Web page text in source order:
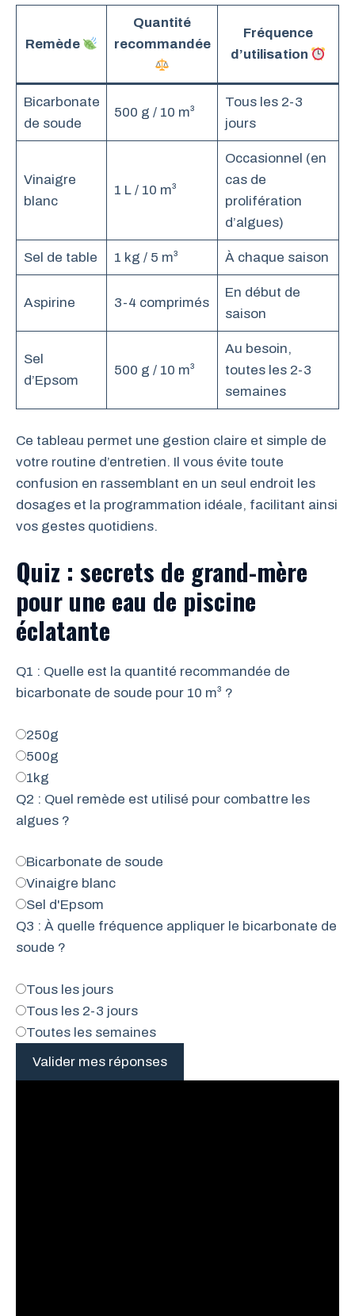
Remède
Quantité
recommandée
Fréquence
d’utilisation
Bicarbonate
de soude
500 g / 10 m³
Tous les 2-3
jours
Vinaigre
blanc
1 L / 10 m³
Occasionnel (en
cas de
prolifération
d’algues)
Sel de table 1 kg / 5 m³ À chaque saison
Aspirine 3-4 comprimés
En début de
saison
Sel
d’Epsom
500 g / 10 m³
Au besoin,
toutes les 2-3
semaines
Ce tableau permet une gestion claire et simple de
votre routine d’entretien. Il vous évite toute
confusion en rassemblant en un seul endroit les
dosages et la programmation idéale, facilitant ainsi
vos gestes quotidiens.
Quiz : secrets de grand-mère
pour une eau de piscine
éclatante
Q1 : Quelle est la quantité recommandée de
bicarbonate de soude pour 10 m³ ?
250g
500g
1kg
Q2 : Quel remède est utilisé pour combattre les
algues ?
Bicarbonate de soude
Vinaigre blanc
Sel d'Epsom
Q3 : À quelle fréquence appliquer le bicarbonate de
soude ?
Tous les jours
Tous les 2-3 jours
Toutes les semaines
Valider mes réponses